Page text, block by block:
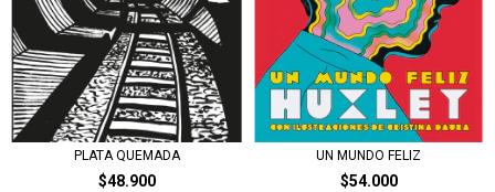
PLATA QUEMADA
$48.900
UN MUNDO FELIZ
$54.000